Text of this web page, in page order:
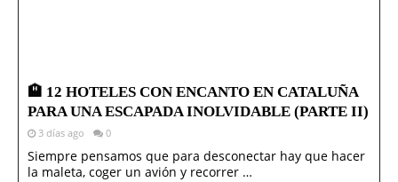
🏨 12 HOTELES CON ENCANTO EN CATALUÑA
PARA UNA ESCAPADA INOLVIDABLE (PARTE II)
3 días ago 0
Siempre pensamos que para desconectar hay que hacer
la maleta, coger un avión y recorrer …